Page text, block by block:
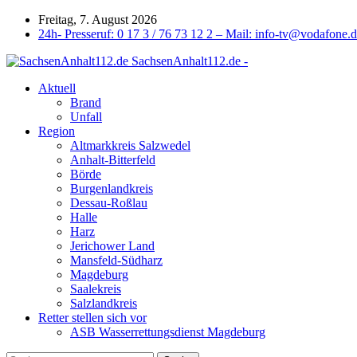
Freitag, 7. August 2026
24h- Presseruf: 0 17 3 / 76 73 12 2 – Mail: info-
SachsenAnhalt112.de -
Aktuell
Brand
Unfall
Region
Altmarkkreis Salzwedel
Anhalt-Bitterfeld
Börde
Burgenlandkreis
Dessau-Roßlau
Halle
Harz
Jerichower Land
Mansfeld-Südharz
Magdeburg
Saalekreis
Salzlandkreis
Retter stellen sich vor
ASB Wasserrettungsdienst Magdeburg